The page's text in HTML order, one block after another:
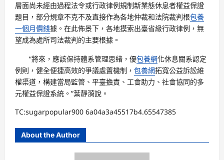
層面尚未經由過程法令或行政律例規制新業態休息者權益保證
題目，部分規章不克不及直接作為各地仲裁和法院裁判根包養
一個月價錢據。在此佈景下，各地摸索出臺省級行政律例，無
望成為處所司法裁判的主要根據。
“將來，應該保持體系管理思緒，優包養網化休息關系認定
例則，健全便捷高效的爭議處置機制， 包養網拓寬公益訴訟維
權渠道，構建當局監管、平臺擔責、工會助力、社會協同的多
元權益保證系統。”葉靜漪說。
TC:sugarpopular900 6a04a3a45517b4.65547385
About the Author